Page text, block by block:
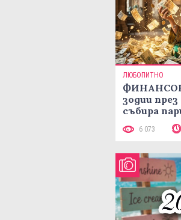
ЛЮБОПИТНО
зодии
събира
6 073